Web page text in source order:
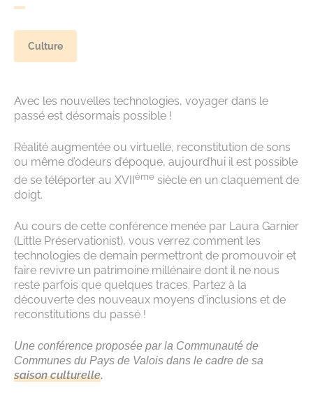
Culture
Avec les nouvelles technologies, voyager dans le
passé est désormais possible !
Réalité augmentée ou virtuelle, reconstitution de sons
ou même d’odeurs d’époque, aujourd’hui il est possible
de se téléporter au XVII ème siècle en un claquement de
doigt.
Au cours de cette conférence menée par Laura Garnier
(Little Préservationist), vous verrez comment les
technologies de demain permettront de promouvoir et
faire revivre un patrimoine millénaire dont il ne nous
reste parfois que quelques traces. Partez à la
découverte des nouveaux moyens d’inclusions et de
reconstitutions du passé !
Une conférence proposée par la Communauté de
Communes du Pays de Valois dans le cadre de sa
saison culturelle.